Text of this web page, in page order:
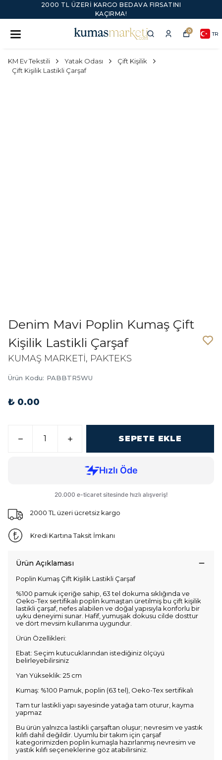
2000 TL ÜZERI KARGO BEDAVA FIRSATINI
KAÇIRMA!
0 TR
KM Ev Tekstili Yatak Odası
Çift Kişilik
Çift Kişilik Lastikli Çarşaf
Denim Mavi Poplin Kumaş Çift
Kişilik Lastikli Çarşaf
KUMAŞ MARKETİ, PAKTEKS
Ürün Kodu: PABBTR5WU
₺ 0.00
SEPETE EKLE
2000 TL üzeri ücretsiz kargo
Kredi Kartına Taksit İmkanı
Ürün Açıklaması
Poplin Kumaş Çift Kişilik Lastikli Çarşaf
%100 pamuk içeriğe sahip, 63 tel dokuma sıklığında ve
Oeko-Tex sertifikalı poplin kumaştan üretilmiş bu çift kişilik
lastikli çarşaf, nefes alabilen ve doğal yapısıyla konforlu bir
uyku deneyimi sunar. Hafif, yumuşak dokusu cilde dosttur
ve dört mevsim kullanıma uygundur.
Ürün Özellikleri:
Ebat: Seçim kutucuklarından istediğiniz ölçüyü
belirleyebilirsiniz
Yan Yükseklik: 25 cm
Kumaş: %100 Pamuk, poplin (63 tel), Oeko-Tex sertifikalı
Tam tur lastikli yapı sayesinde yatağa tam oturur, kayma
yapmaz
Bu ürün yalnızca lastikli çarşaftan oluşur; nevresim ve yastık
kılıfı dahil değildir. Uyumlu bir takım için çarşaf
kategorimizden poplin kumaşla hazırlanmış nevresim ve
yastık kılıfı seçeneklerine göz atabilirsiniz.